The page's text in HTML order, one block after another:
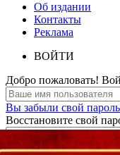
Об издании
Контакты
Реклама
ВОЙТИ
Добро пожаловать!
Вы забыли свой
Восстановите свой
Кто есть кто в